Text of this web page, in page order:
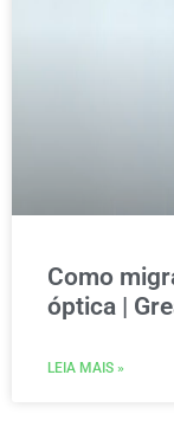
Como
óptica |
LEIA MAIS »